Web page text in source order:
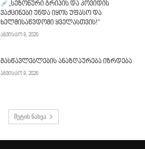
„სეზონური გრიპის და კოვიდის
ვაქცინები უნდა იყოს უფასო და
ხელმისაწვდომი ყველასთვის!“
აგვისტო 8, 2026
მასწავლებლების ანაზღაურება იზრდება
აგვისტო 8, 2026
მეტის ნახვა